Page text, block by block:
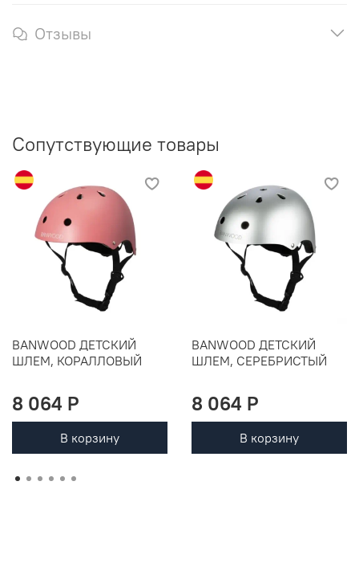
Отзывы
Сопутствующие товары
BANWOOD ДЕТСКИЙ
ШЛЕМ, КОРАЛЛОВЫЙ
8 064 P
В корзину
BANWOOD ДЕТСКИЙ
ШЛЕМ, СЕРЕБРИСТЫЙ
8 064 P
В корзину